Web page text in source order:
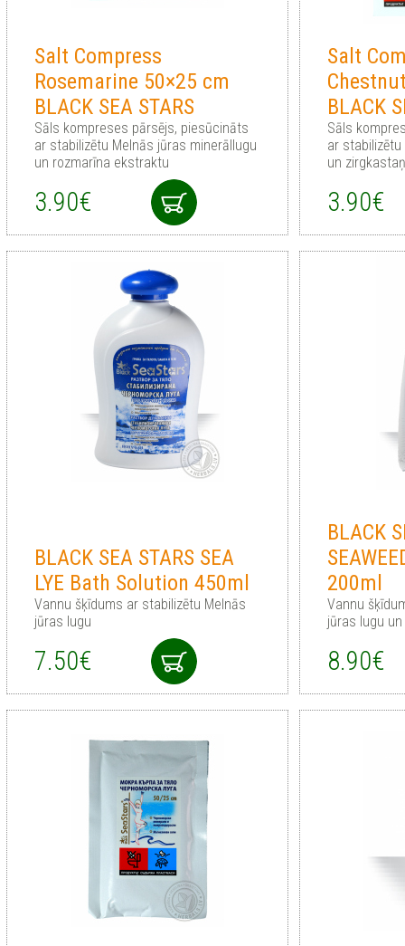
Salt Compress
Rosemarine 50×25 cm
BLACK SEA STARS
Sāls kompreses pārsējs, piesūcināts
ar stabilizētu Melnās jūras minerāllugu
un rozmarīna ekstraktu
3.90€
Salt
BLACK
Sāls
ar
un
3.90€
BLACK SEA STARS SEA
LYE Bath Solution 450ml
Vannu šķīdums ar stabilizētu Melnās
jūras lugu
7.50€
BLACK
200ml
Vannu
jūras lugu
8.90€